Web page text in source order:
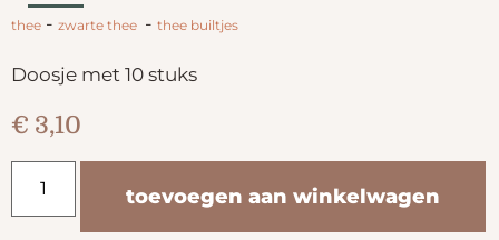
thee - zwarte thee - thee builtjes
Doosje met 10 stuks
€ 3,10
toevoegen aan winkelwagen